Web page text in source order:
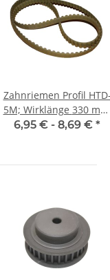
Zahnriemen Profil HTD-
5M; Wirklänge 330 mm,
Riemenbreite 9 mm
6,95 € - 8,69 € *